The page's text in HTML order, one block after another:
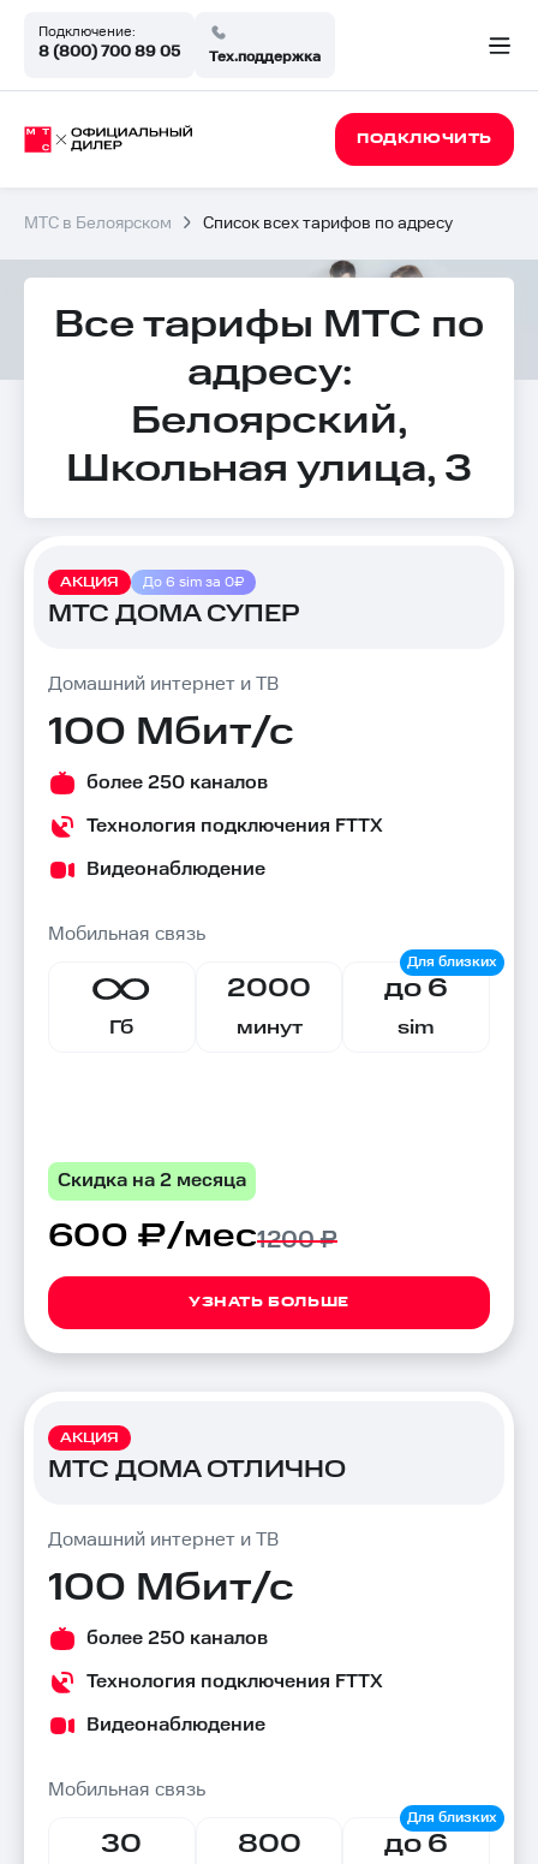
Подключение:
8 (800) 700 89 05 Тех.поддержка
ПОДКЛЮЧИТЬ
МТС в Белоярском Список всех тарифов по адресу
Все тарифы МТС по
адресу:
Белоярский,
Школьная улица, 3
АКЦИЯ До 6 sim за 0₽
МТС ДОМА СУПЕР
Домашний интернет и ТВ
100 Мбит/с
более 250 каналов
Технология подключения FTTX
Видеонаблюдение
Мобильная связь
Гб
2000
минут
до 6
sim
Скидка на 2 месяца
600 ₽/мес1200 ₽
УЗНАТЬ БОЛЬШЕ
АКЦИЯ
МТС ДОМА ОТЛИЧНО
Домашний интернет и ТВ
100 Мбит/с
более 250 каналов
Технология подключения FTTX
Видеонаблюдение
Мобильная связь
30 800 до 6